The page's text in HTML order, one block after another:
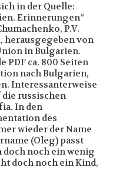
in der Quelle:
Erinnerungen“
P.V.
herausgegeben von
in Bulgarien.
PDF ca. 800 Seiten
nach Bulgarien,
Interessanterweise
russischen
In den
des
wieder der Name
(Oleg) passt
noch ein wenig
doch noch ein Kind,